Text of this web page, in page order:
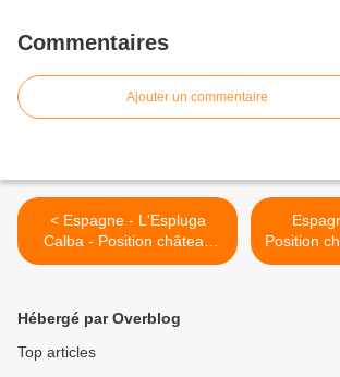
Commentaires
Ajouter un commentaire
< Espagne - L'Espluga
Calba - Position château
sur carte
Hébergé par Overblog
Top articles